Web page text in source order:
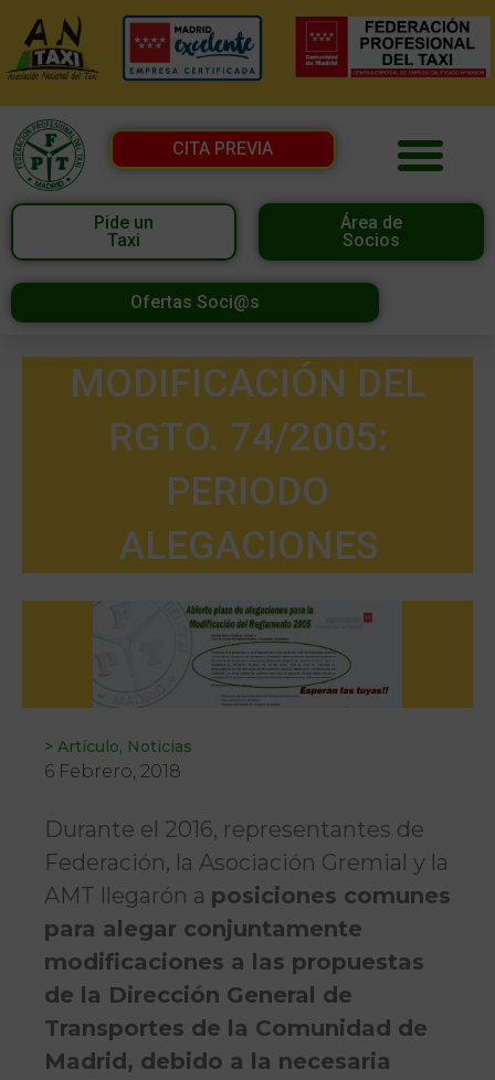
CITA PREVIA
Pide un
Taxi
Área de
Socios
Ofertas Soci@s
MODIFICACIÓN DEL
RGTO. 74/2005:
PERIODO
ALEGACIONES
> Artículo, Noticias
6 Febrero, 2018
Durante el 2016, representantes de
Federación, la Asociación Gremial y la
AMT llegarón a posiciones comunes
para alegar conjuntamente
modificaciones a las propuestas
de la Dirección General de
Transportes de la Comunidad de
Madrid, debido a la necesaria